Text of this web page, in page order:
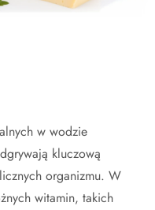
w wodzie
kluczową
organizmu. W
witamin, takich